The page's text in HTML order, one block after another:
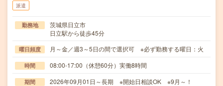
派遣
勤務地
茨城県日立市
日立駅から徒歩45分
曜日頻度 月～金／週3～5日の間で選択可 ※必ず勤務する曜日：火
時間 08:00-17:00（休憩60分）実働8時間
期間 2026年09月01日～長期 ※開始日相談OK ※9月～！